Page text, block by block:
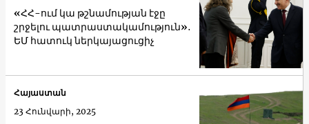
«ՀՀ-ում կա թշնամության էջը
շրջելու պատրաստակամություն»․
ԵՄ հատուկ ներկայացուցիչ
Հայաստան
23 Հունվարի, 2025